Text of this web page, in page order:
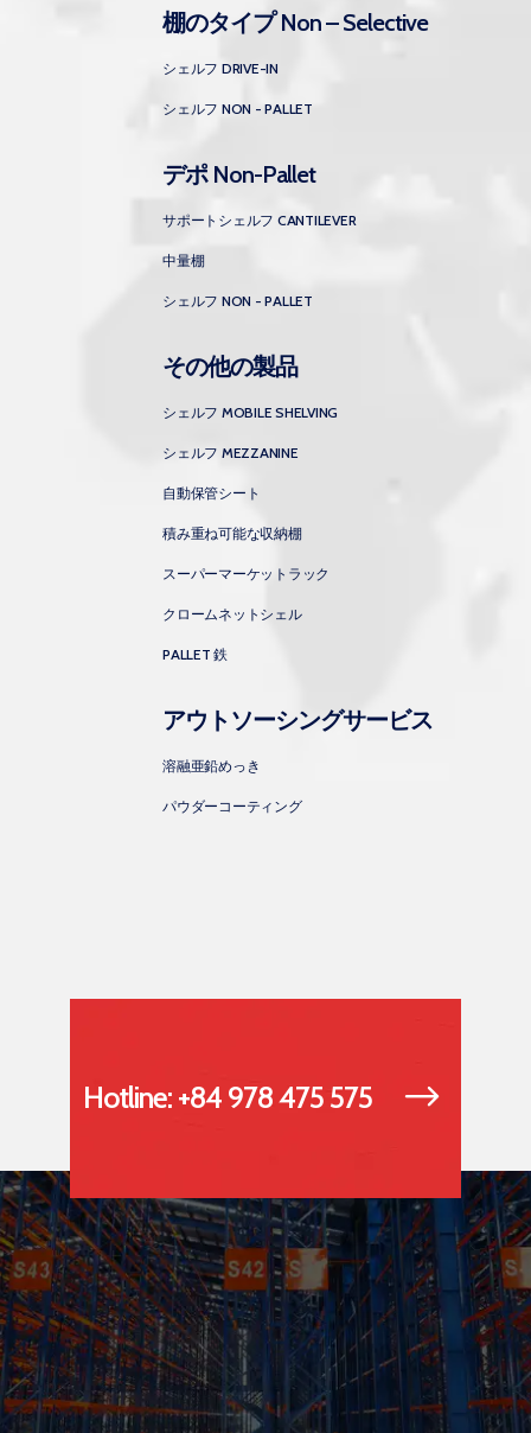
棚のタイプ Non – Selective
シェルフ DRIVE-IN
シェルフ NON - PALLET
デポ Non-Pallet
サポートシェルフ CANTILEVER
中量棚
シェルフ NON - PALLET
その他の製品
シェルフ MOBILE SHELVING
シェルフ MEZZANINE
自動保管シート
積み重ね可能な収納棚
スーパーマーケットラック
クロームネットシェル
PALLET 鉄
アウトソーシングサービス
溶融亜鉛めっき
パウダーコーティング
Hotline: +84 978 475 575